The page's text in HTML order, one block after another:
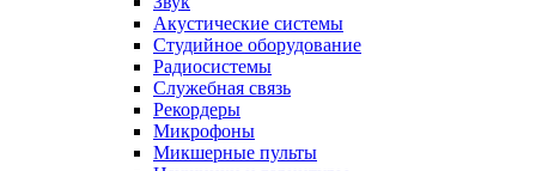
Акустические системы
Студийное оборудование
Радиосистемы
Служебная связь
Рекордеры
Микрофоны
Микшерные пульты